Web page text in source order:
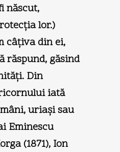
născut,
lor.)
câţiva din ei,
răspund, găsind
Din
iată
uriaşi sau
Eminescu
(1871), Ion